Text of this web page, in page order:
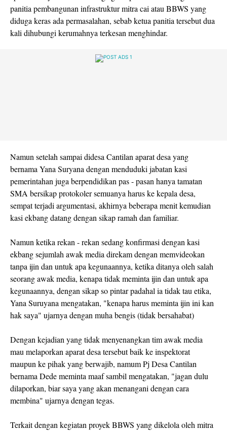
panitia pembangunan infrastruktur mitra cai atau BBWS yang
diduga keras ada permasalahan, sebab ketua panitia tersebut dua
kali dihubungi kerumahnya terkesan menghindar.
Namun setelah sampai didesa Cantilan aparat desa yang
bernama Yana Suryana dengan menduduki jabatan kasi
pemerintahan juga berpendidikan pas - pasan hanya tamatan
SMA bersikap protokoler semuanya harus ke kepala desa,
sempat terjadi argumentasi, akhirnya beberapa menit kemudian
kasi ekbang datang dengan sikap ramah dan familiar.
Namun ketika rekan - rekan sedang konfirmasi dengan kasi
ekbang sejumlah awak media direkam dengan memvideokan
tanpa ijin dan untuk apa kegunaannya, ketika ditanya oleh salah
seorang awak media, kenapa tidak meminta ijin dan untuk apa
kegunaannya, dengan sikap so pintar padahal ia tidak tau etika,
Yana Suruyana mengatakan, "kenapa harus meminta ijin ini kan
hak saya" ujarnya dengan muha bengis (tidak bersahabat)
Dengan kejadian yang tidak menyenangkan tim awak media
mau melaporkan aparat desa tersebut baik ke inspektorat
maupun ke pihak yang berwajib, namum Pj Desa Cantilan
bernama Dede meminta maaf sambil mengatakan, "jagan dulu
dilaporkan, biar saya yang akan menangani dengan cara
membina" ujarnya dengan tegas.
Terkait dengan kegiatan proyek BBWS yang dikelola oleh mitra